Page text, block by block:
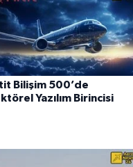
Bilişim 500’de
Yazılım Birincisi